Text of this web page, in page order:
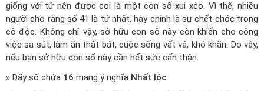
giống với tử nên được coi là một con số xui xẻo. Vì thế, nhiều
người cho rằng số 41 là tử nhất, hay chính là sự chết chóc trong
cô độc. Không chỉ vậy, sở hữu con số này còn khiến cho công
việc sa sút, làm ăn thất bát, cuộc sống vất vả, khó khăn. Do vậy,
nếu bạn sở hữu con số này cần hết sức cẩn thận.
» Dãy số chứa 16 mang ý nghĩa Nhất lộc